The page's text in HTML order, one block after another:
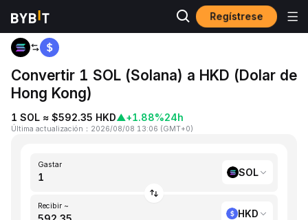
Regístrese
Inicio SOL to HKD
Convertir 1 SOL (Solana) a HKD (Dolar de
Hong Kong)
1 SOL ≈ $592.35 HKD▲+1.88%24h
Última actualización ： 2026/08/08 13:06 (GMT+0)
Gastar
SOL
Recibir ~
HKD